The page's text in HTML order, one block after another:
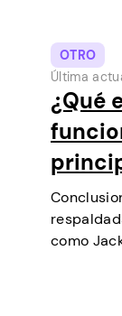
OTRO
Última
¿Qué
como